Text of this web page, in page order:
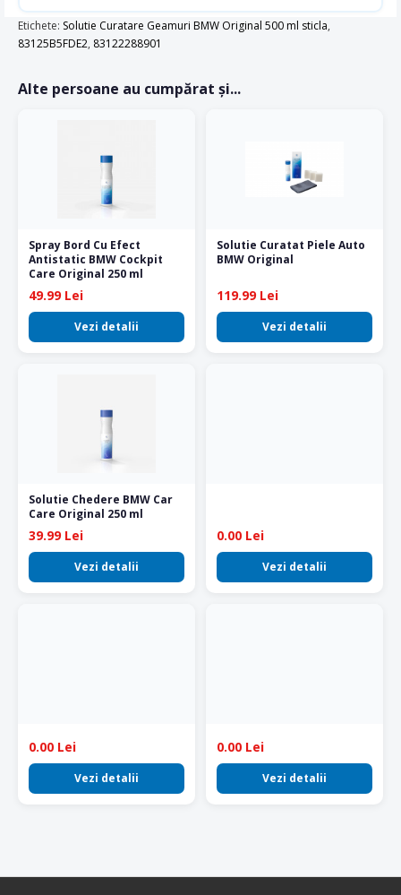
Etichete: Solutie Curatare Geamuri BMW Original 500 ml sticla,
83125B5FDE2, 83122288901
Alte persoane au cumpărat și...
Spray Bord Cu Efect
Antistatic BMW Cockpit
Care Original 250 ml
49.99 Lei
Vezi detalii
Solutie Curatat Piele Auto
BMW Original
119.99 Lei
Vezi detalii
Solutie Chedere BMW Car
Care Original 250 ml
39.99 Lei
Vezi detalii
0.00 Lei
Vezi detalii
0.00 Lei
Vezi detalii
0.00 Lei
Vezi detalii